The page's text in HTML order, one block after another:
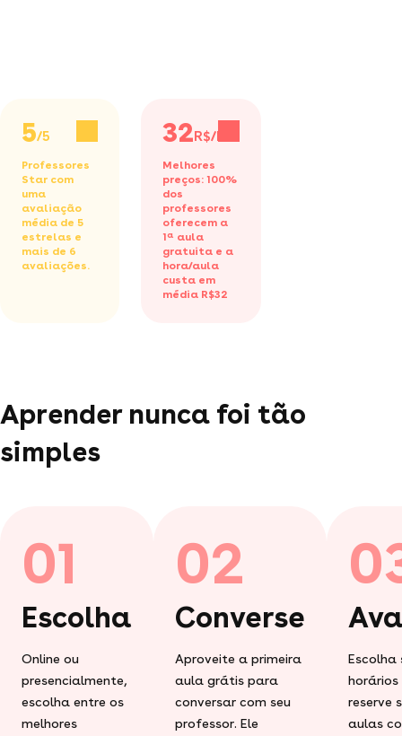
5/5
Professores
Star com
uma
avaliação
média de 5
estrelas e
mais de 6
avaliações.
32R$/h
Melhores
preços: 100%
dos
professores
oferecem a
1ª aula
gratuita e a
hora/aula
custa em
média R$32
Aprender nunca foi tão
simples
01
Escolha
Online ou
presencialmente,
escolha entre os
melhores
02
Converse
Aproveite a primeira
aula grátis para
conversar com seu
professor. Ele
Escolha
horários
reserve
aulas